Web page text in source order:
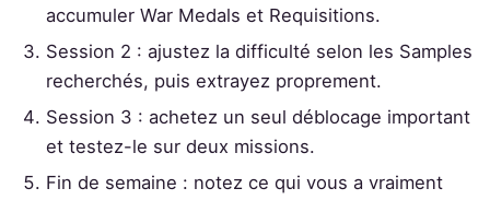
accumuler War Medals et Requisitions.
Session 2 : ajustez la difficulté selon les Samples
recherchés, puis extrayez proprement.
Session 3 : achetez un seul déblocage important
et testez-le sur deux missions.
Fin de semaine : notez ce qui vous a vraiment